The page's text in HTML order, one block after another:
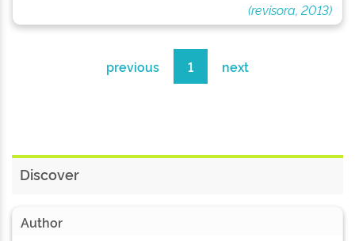
(revisora, 2013)
previous 1 next
Discover
Author